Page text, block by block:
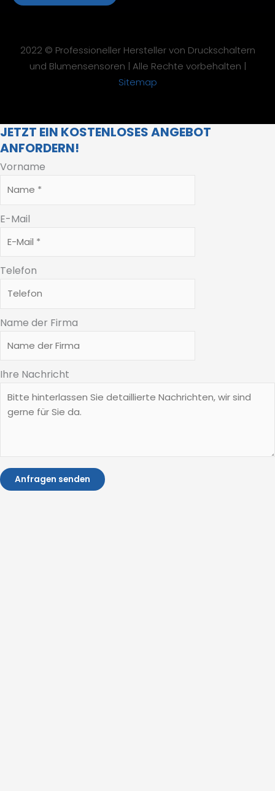
2022 © Professioneller Hersteller von Druckschaltern
und Blumensensoren | Alle Rechte vorbehalten |
Sitemap
JETZT EIN KOSTENLOSES ANGEBOT
ANFORDERN!
Vorname
E-Mail
Telefon
Name der Firma
Ihre Nachricht
Anfragen senden